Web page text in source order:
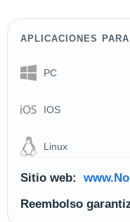
APLICACIONES
PC
IOS
Linux
Sitio web:
Reembolso